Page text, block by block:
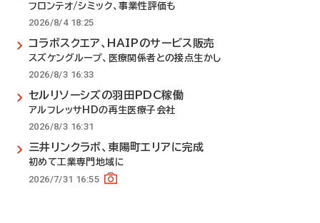
フロンテオ/シミック、事業性評価も
2026/8/4 18:25
コラボスクエア、HAIPのサービス販売
スズケングループ、医療関係者との接点生かし
2026/8/3 16:33
セルリソーシズの羽田PDC稼働
アルフレッサHDの再生医療子会社
2026/8/3 16:31
三井リンクラボ、東陽町エリアに完成
初めて工業専門地域に
2026/7/31 16:55